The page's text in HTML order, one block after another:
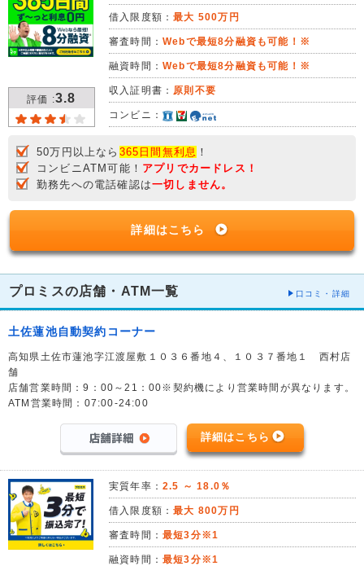
評価 :3.8
借入限度額：最大 500万円
審査時間： Webで最短8分融資も可能！※
融資時間： Webで最短8分融資も可能！※
収入証明書： 原則不要
コンビニ：
50万円以上なら 365日間無利息 ！
コンビニATM可能！ アプリでカードレス！
勤務先への電話確認は一切しません。
詳細はこちら
プロミスの店舗・ATM一覧 口コミ・詳細
土佐蓮池自動契約コーナー
高知県土佐市蓮池字江渡屋敷１０３６番地４、１０３７番地１ 西村店
舗
店舗営業時間：9：00～21：00※契約機により営業時間が異なります。
ATM営業時間：07:00-24:00
詳細はこちら
実質年率： 2.5 ～ 18.0％
借入限度額：最大 800万円
審査時間： 最短3分※1
融資時間： 最短3分※1